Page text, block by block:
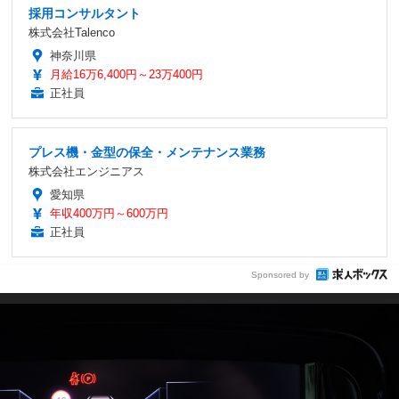
採用コンサルタント
株式会社Talenco
神奈川県
月給16万6,400円～23万400円
正社員
プレス機・金型の保全・メンテナンス業務
株式会社エンジニアス
愛知県
年収400万円～600万円
正社員
Sponsored by